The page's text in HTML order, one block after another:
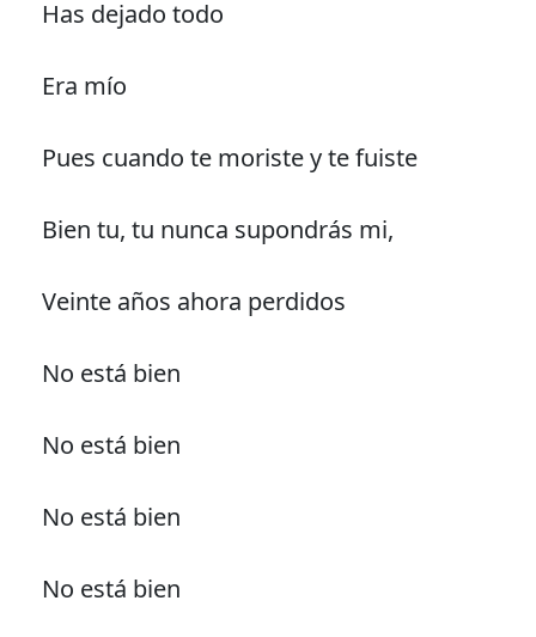
Has dejado todo
Era mío
Pues cuando te moriste y te fuiste
Bien tu, tu nunca supondrás mi,
Veinte años ahora perdidos
No está bien
No está bien
No está bien
No está bien